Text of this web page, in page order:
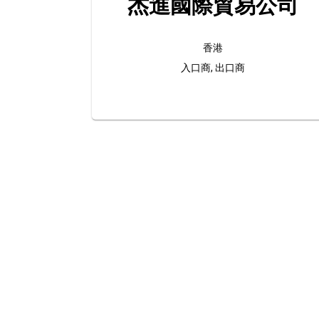
杰進國際貿易公司
香港
入口商, 出口商